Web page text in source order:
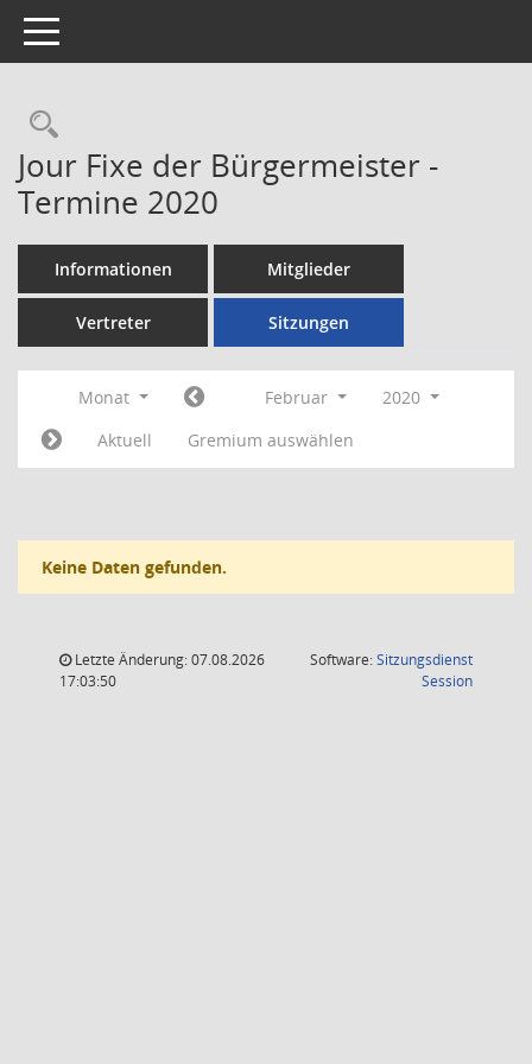
Toggle navigation
Rechercheauswahl
Jour Fixe der Bürgermeister -
Termine 2020
Informationen Mitglieder
Vertreter Sitzungen
Monat Februar
2020
Aktuell
Gremium auswählen
Keine Daten gefunden.
Letzte Änderung: 07.08.2026
17:03:50
Software:Sitzungsdienst
Session(Wird in